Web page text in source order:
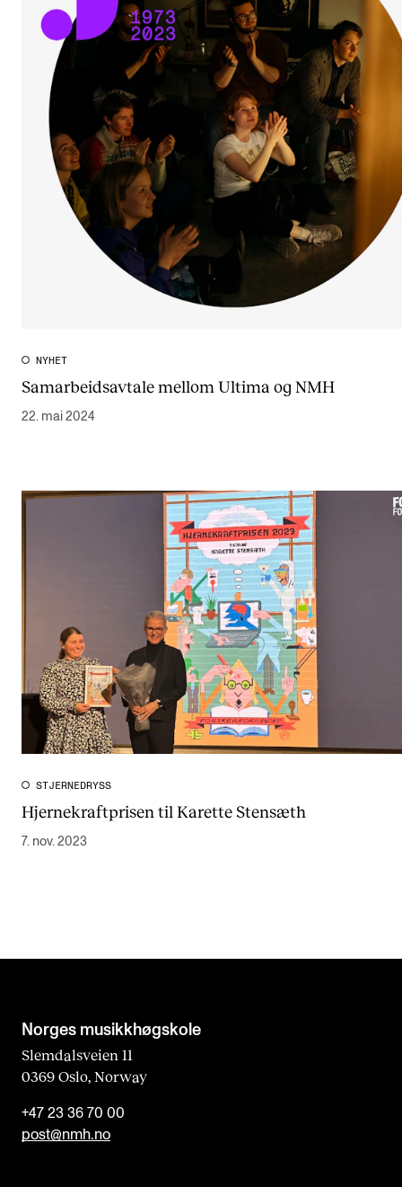
NYHET
Samarbeidsavtale mellom Ultima og NMH
22. mai 2024
STJERNEDRYSS
Hjernekraftprisen til Karette Stensæth
7. nov. 2023
Norges musikk­høgskole
Slemdalsveien 11
0369 Oslo, Norway
+47 23 36 70 00
post@nmh.no